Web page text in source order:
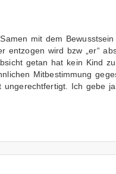
mit dem
entzogen wird bzw „er“
getan hat kein Kind
Mitbestimmung
ungerechtfertigt. Ich gebe